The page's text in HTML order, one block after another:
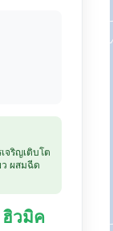
จริญเติบโต
ว ผสมฉีด
ฮิวมิค